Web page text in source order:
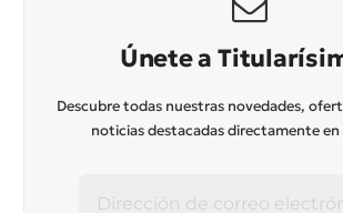
Únete a
Descubre todas nuestras novedades,
noticias destacadas directamente